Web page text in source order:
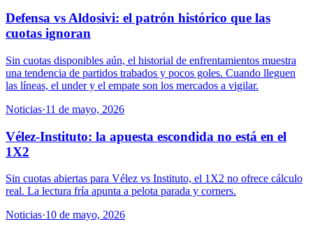
Defensa vs Aldosivi: el patrón histórico que las
cuotas ignoran
Sin cuotas disponibles aún, el historial de enfrentamientos muestra
una tendencia de partidos trabados y pocos goles. Cuando lleguen
las líneas, el under y el empate son los mercados a vigilar.
Noticias·11 de mayo, 2026
Vélez-Instituto: la apuesta escondida no está en el
1X2
Sin cuotas abiertas para Vélez vs Instituto, el 1X2 no ofrece cálculo
real. La lectura fría apunta a pelota parada y corners.
Noticias·10 de mayo, 2026